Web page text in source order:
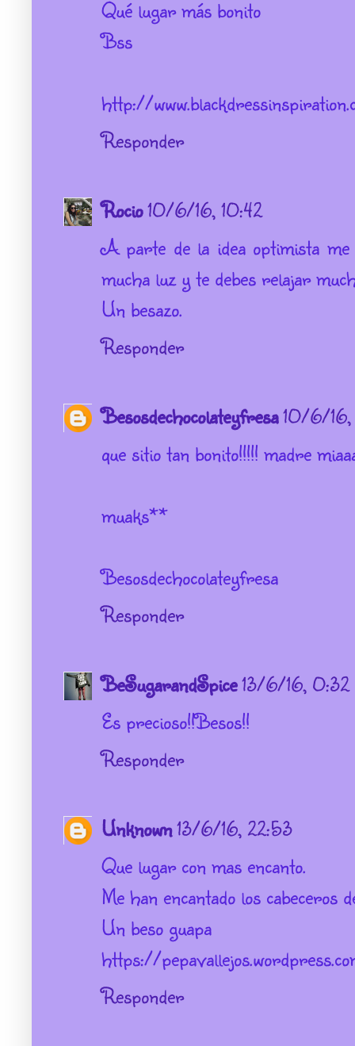
Qué lugar más bonito
Bss
http://
Responder
Rocio10/6/16, 10:42
A parte de la idea optimista me
mucha luz y te debes relajar
Un besazo.
Responder
Besosdechocolateyfresa10/6/
que sitio tan bonito!!!!! madre
muaks**
Besosdechocolateyfresa
Responder
BeSugarandSpice13/6/16, 0:32
Es precioso!!Besos!!
Responder
Unknown13/6/16, 22:53
Que lugar con mas encanto.
Me han encantado los cabeceros
Un beso guapa
https://
Responder